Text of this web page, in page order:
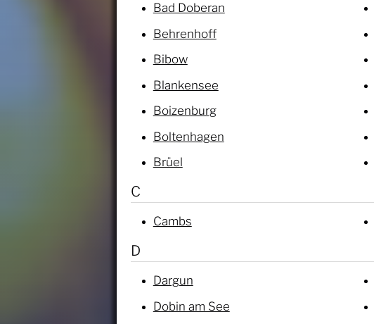
Bad Doberan
Behrenhoff
Bibow
Blankensee
Boizenburg
Boltenhagen
Brüel
C
Cambs
D
Dargun
Dobin am See